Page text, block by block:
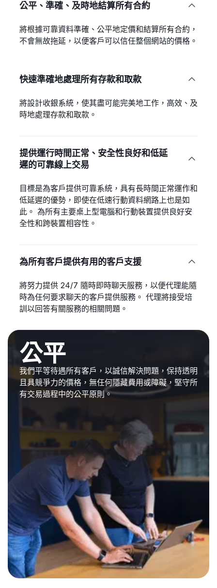
公平、準確、及時地結算所有合約 
將根據可靠資料準確、公平地定價和結算所有合約，
不會無故拖延，以便客戶可以信任整個網站的價格。
快速準確地處理所有存款和取款 
將設計收銀系統，使其盡可能完美地工作，高效、及
時地處理存款和取款。
提供運行時間正常、安全性良好和低延
遲的可靠線上交易

目標是為客戶提供可靠系統，具有長時間正常運作和
低延遲的優勢，即使在低速行動資料網路上也是如
此。 為所有主要桌上型電腦和行動裝置提供良好安
全性和跨裝置相容性。
為所有客戶提供有用的客戶支援 
將努力提供 24/7 隨時即時聊天服務，以便代理能隨
時為任何要求聊天的客戶提供服務。 代理將接受培
訓以回答有關服務的相關問題。
公平
我們平等待遇所有客戶，以誠信解決問題，保持透明
且具競爭力的價格，無任何隱藏費用或障礙，堅守所
有交易過程中的公平原則。